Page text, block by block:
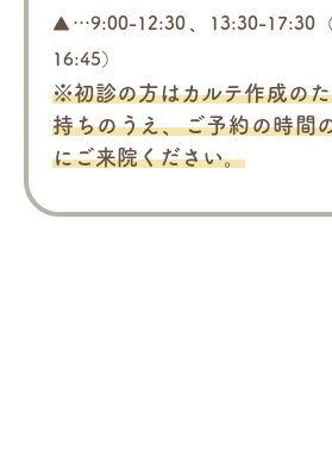
▲…9:00-12:30、13:30-17:30
16:45）
※初診の方はカルテ作成の
持ちのうえ、ご予約の時間
にご来院ください。